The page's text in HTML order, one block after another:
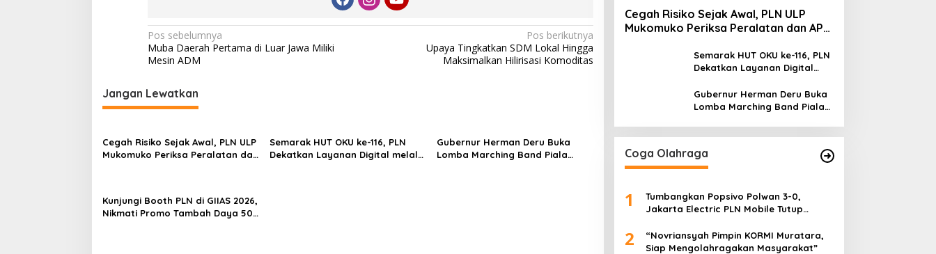
N
a
i
g
a
s
p
o
Pos sebelumnya
Muba Daerah Pertama di Luar Jawa Miliki
Mesin ADM
Pos berikutnya
Upaya Tingkatkan SDM Lokal Hingga
Maksimalkan Hilirisasi Komoditas
Jangan Lewatkan
Cegah Risiko Sejak Awal, PLN ULP
Mukomuko Periksa Peralatan dan
Semarak HUT OKU ke-116, PLN
Dekatkan Layanan Digital melalui
Gubernur Herman Deru Buka
Lomba Marching Band Piala
Kunjungi Booth PLN di GIIAS 2026,
Nikmati Promo Tambah Daya 50
Cegah Risiko Sejak Awal, PLN ULP
Mukomuko Periksa Peralatan dan APD
Semarak HUT OKU ke-116, PLN
Dekatkan Layanan Digital
2026
Gubernur Herman Deru Buka
Lomba Marching Band Piala
Coga Olahraga
1
Tumbangkan Popsivo Polwan 3-0,
Jakarta Electric PLN Mobile Tutup
Meyakinkan
2
“Novriansyah Pimpin KORMI Muratara,
Siap Mengolahragakan Masyarakat”